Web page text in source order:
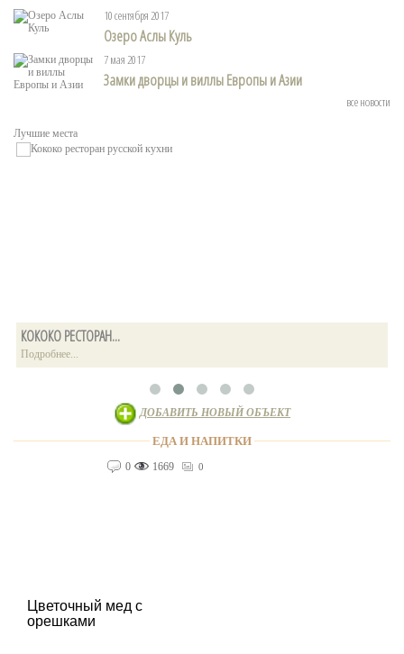
все новости
10 сентября 2017
Озеро Аслы Куль
7 мая 2017
Замки дворцы и виллы Европы и Азии
Лучшие места
КОКОКО РЕСТОРАН...
Подробнее...
ДОБАВИТЬ НОВЫЙ ОБЪЕКТ
ЕДА И НАПИТКИ
Цветочный мед с
орешками
0 1669 0